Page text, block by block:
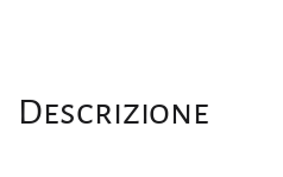
Descrizione